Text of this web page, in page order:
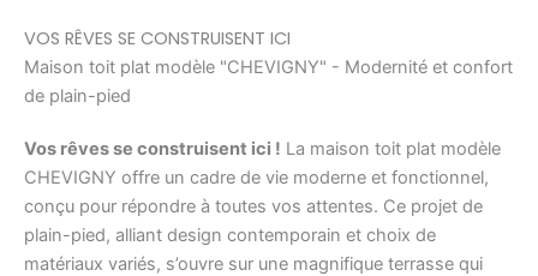
VOS RÊVES SE CONSTRUISENT ICI
Maison toit plat modèle "CHEVIGNY" - Modernité et confort
de plain-pied
Vos rêves se construisent ici ! La maison toit plat modèle
CHEVIGNY offre un cadre de vie moderne et fonctionnel,
conçu pour répondre à toutes vos attentes. Ce projet de
plain-pied, alliant design contemporain et choix de
matériaux variés, s’ouvre sur une magnifique terrasse qui